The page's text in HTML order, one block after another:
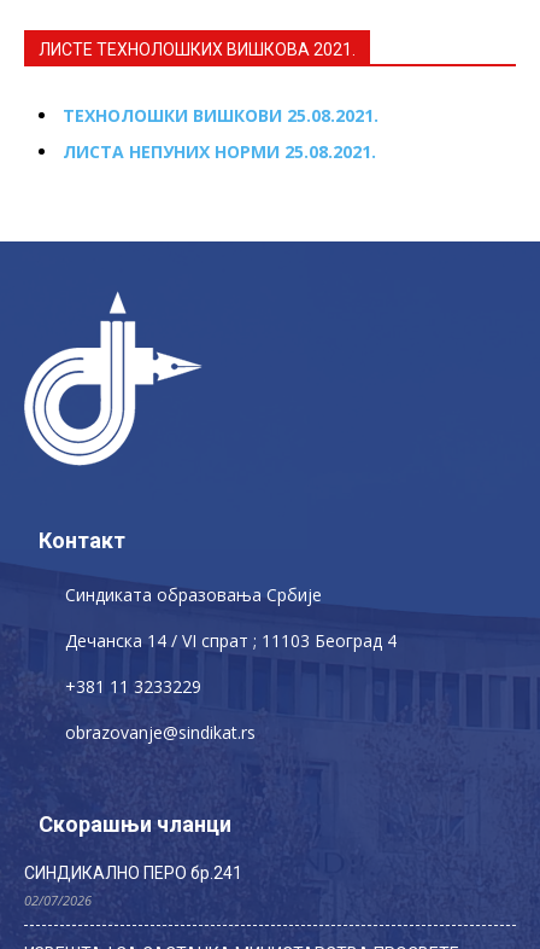
ЛИСТЕ ТЕХНОЛОШКИХ ВИШКОВА 2021.
ТЕХНОЛОШКИ ВИШКОВИ 25.08.2021.
ЛИСТА НЕПУНИХ НОРМИ 25.08.2021.
Контакт
Синдиката образовања Србије
Дечaнскa 14 / VI спрат ; 11103 Београд 4
+381 11 3233229
obrazovanje@sindikat.rs
Скорашњи чланци
СИНДИКАЛНО ПЕРО бр.241
02/07/2026